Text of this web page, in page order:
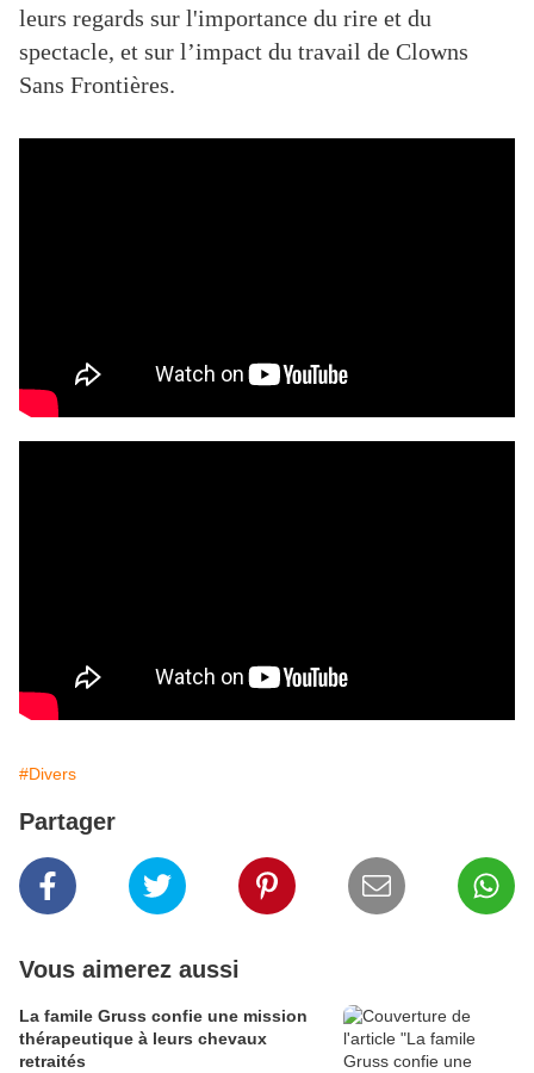
leurs regards sur l'importance du rire et du
spectacle, et sur l’impact du travail de Clowns
Sans Frontières.
#Divers
Partager
Vous aimerez aussi
La famile Gruss confie une mission
thérapeutique à leurs chevaux
retraités